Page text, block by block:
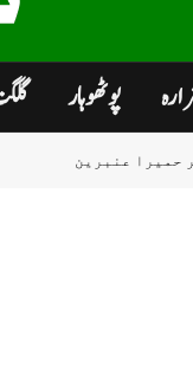
پوٹھوہار
حمیرا عنبرین